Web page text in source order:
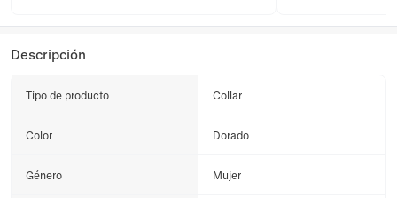
Descripción
Tipo de producto Collar
Color Dorado
Género Mujer